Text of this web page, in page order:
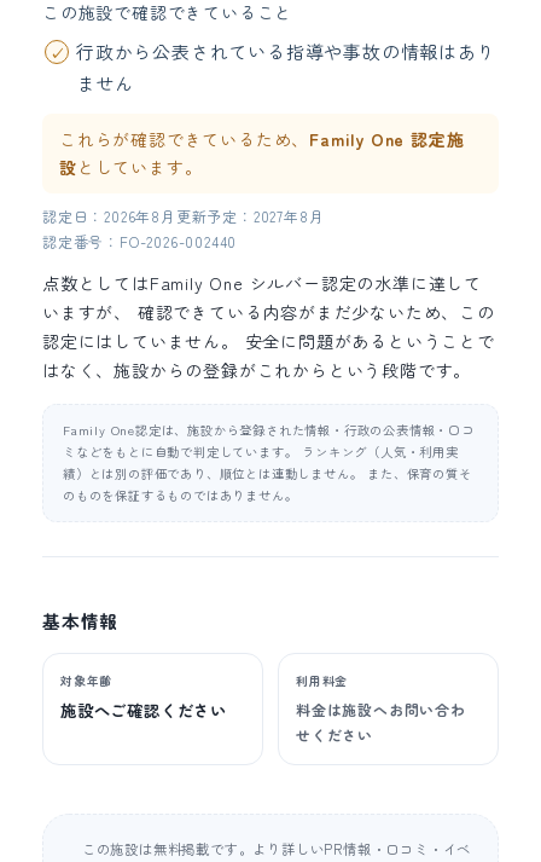
この施設で確認できていること
行政から公表されている指導や事故の情報はあり
ません
これらが確認できているため、 Family One 認定施
設 としています。
認定日：2026年8月 更新予定：2027年8月
認定番号：FO-2026-002440
点数としてはFamily One シルバー認定の水準に達して
いますが、 確認できている内容がまだ少ないため、この
認定にはしていません。 安全に問題があるということで
はなく、施設からの登録がこれからという段階です。
Family One認定は、施設から登録された情報・行政の公表情報・口コ
ミなどをもとに自動で判定しています。 ランキング（人気・利用実
績）とは別の評価であり、順位とは連動しません。 また、保育の質そ
のものを保証するものではありません。
基本情報
対象年齢
施設へご確認ください
利用料金
料金は施設へお問い合わ
せください
この施設は無料掲載です。より詳しいPR情報・口コミ・イベ